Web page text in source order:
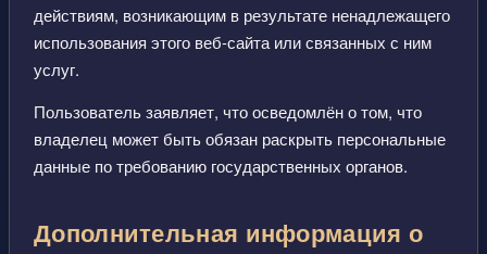
действиям, возникающим в результате ненадлежащего
использования этого веб-сайта или связанных с ним
услуг.
Пользователь заявляет, что осведомлён о том, что
владелец может быть обязан раскрыть персональные
данные по требованию государственных органов.
Дополнительная информация о